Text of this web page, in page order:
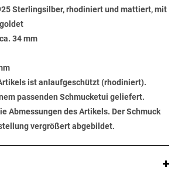
Sterlingsilber, rhodiniert und mattiert, mit
34 mm
ist anlaufgeschützt (rhodiniert).
passenden Schmucketui geliefert.
Abmessungen des Artikels. Der Schmuck
vergrößert abgebildet.